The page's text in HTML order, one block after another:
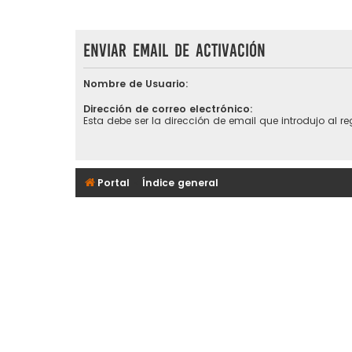
Enviar email de activación
Nombre de Usuario:
Dirección de correo electrónico:
Esta debe ser la dirección de email que introdujo al
Portal Índice general